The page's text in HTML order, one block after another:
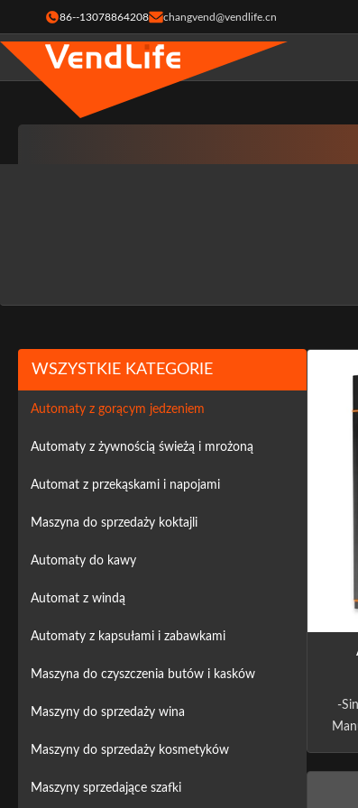
86--13078864208 changvend@vendlife.cn
WSZYSTKIE KATEGORIE
Automaty z gorącym jedzeniem
Automaty z żywnością świeżą i mrożoną
Automat z przekąskami i napojami
Maszyna do sprzedaży koktajli
Automaty do kawy
Automat z windą
Automaty z kapsułami i zabawkami
Maszyna do czyszczenia butów i kasków
Maszyny do sprzedaży wina
Maszyny do sprzedaży kosmetyków
Maszyny sprzedające szafki
-